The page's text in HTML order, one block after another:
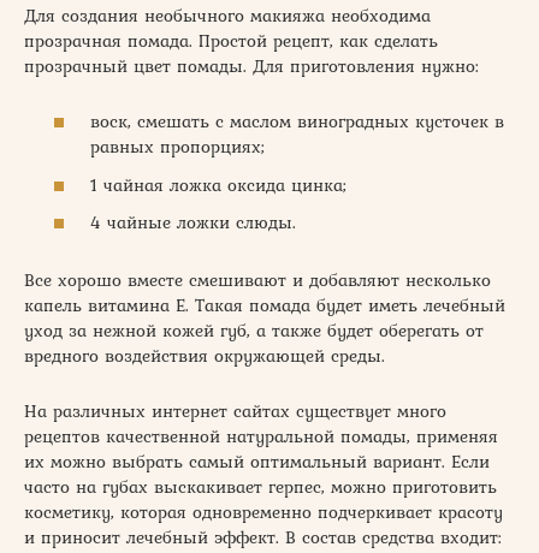
Для создания необычного макияжа необходима
прозрачная помада. Простой рецепт, как сделать
прозрачный цвет помады. Для приготовления нужно:
воск, смешать с маслом виноградных кусточек в
равных пропорциях;
1 чайная ложка оксида цинка;
4 чайные ложки слюды.
Все хорошо вместе смешивают и добавляют несколько
капель витамина Е. Такая помада будет иметь лечебный
уход за нежной кожей губ, а также будет оберегать от
вредного воздействия окружающей среды.
На различных интернет сайтах существует много
рецептов качественной натуральной помады, применяя
их можно выбрать самый оптимальный вариант. Если
часто на губах выскакивает герпес, можно приготовить
косметику, которая одновременно подчеркивает красоту
и приносит лечебный эффект. В состав средства входит: